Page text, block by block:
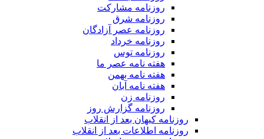
روزنامه مشارکت
روزنامه شرق
روزنامه عصر آزادگان
روزنامه خرداد
روزنامه توس
هفته نامه عصر ما
هفته نامه بهمن
هفته نامه آبان
روزنامه زن
روزنامه گزارش روز
روزنامه کیهان بعد از انقلاب
روزنامه اطلاعات بعد از انقلاب